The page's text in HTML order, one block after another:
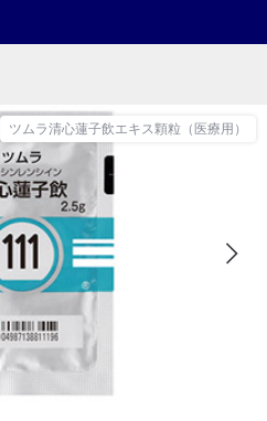
ツムラ清心蓮子飲エキス顆粒（医療用）